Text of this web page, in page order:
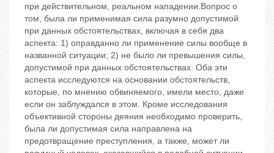
при действительном, реальном нападении.Вопрос о
том, была ли применимая сила разумно допустимой
при данных обстоятельствах, включая в себя два
аспекта: 1) оправданно ли применение силы вообще в
названной ситуации; 2) не было ли превышения силы,
допустимой при данных обстоятельствах. Оба эти
аспекта исследуются на основании обстоятельств,
которые, по мнению обвиняемого, имели место, даже
если он заблуждался в этом. Кроме исследования
объективной стороны деяния необходимо проверить,
была ли допустимая сила направлена на
предотвращение преступления, а также, может ли